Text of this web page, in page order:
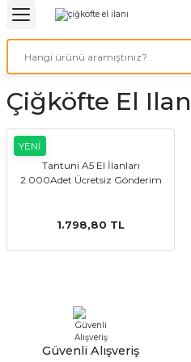
Geri Dön
Geri Dön
Geri Dön
Geri Dön
Ürünleri
Geri Dön
Geri Dön
Geri Dön
Çiğköfte El
YENİ
Tantuni A5 El İlanları
2.000Adet Ücretsiz Gönderim
1.798,80 TL
Güvenli Alışveriş